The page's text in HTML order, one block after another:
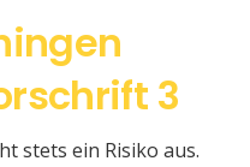
3
stets ein Risiko aus.